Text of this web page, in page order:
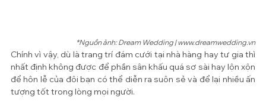
*Nguồn ảnh: Dream Wedding | www.dreamwedding.vn
Chính vì vậy, dù là trang trí đám cưới tại nhà hàng hay tư gia thì
nhất định không được để phần sân khấu quá sơ sài hay lộn xộn
để hôn lễ của đôi bạn có thể diễn ra suôn sẻ và để lại nhiều ấn
tượng tốt trong lòng mọi người.